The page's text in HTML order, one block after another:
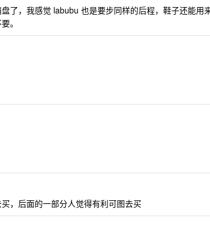
了，我感觉 labubu 也是要步同样的后程，鞋子还能用
。
，后面的一部分人觉得有利可图去买